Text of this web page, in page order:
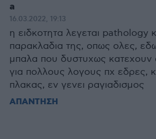
a
16.03.2022, 19:13
η ειδκοτητα λεγεται pathology
παρακλαδια της, οπως ολες,
μπαλα που δυστυχως κατεχουν
για πολλους λογους πχ εδρες,
πλακας, εν γενει ραγιαδισμος
ΑΠΑΝΤΗΣΗ